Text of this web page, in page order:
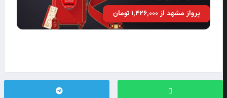
پرواز مشهد از ۱٬۴۲۶٬۰۰۰ تومان